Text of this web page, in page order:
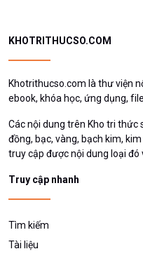
KHOTRITHUCSO.COM
Khotrithucso.com là thư viện
ebook, khóa học, ứng dụng, file,
Các nội dung trên Kho tri thức
đồng, bạc, vàng, bạch kim,
truy cập được nội dung loại đó
Truy cập nhanh
Tìm kiếm
Tài liệu